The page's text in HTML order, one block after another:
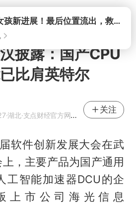
打开
披露：国产CPU
比肩英特尔
·湖北·支点财经官方网易号
关注
软件创新发展大会在武
，主要产品为国产通用
工智能加速器DCU的企
市公司海光信息